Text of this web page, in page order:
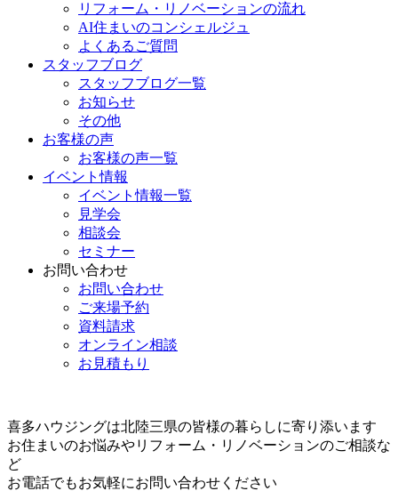
リフォーム・リノベーションの流れ
AI住まいのコンシェルジュ
よくあるご質問
スタッフブログ
スタッフブログ一覧
お知らせ
その他
お客様の声
お客様の声一覧
イベント情報
イベント情報一覧
見学会
相談会
セミナー
お問い合わせ
お問い合わせ
ご来場予約
資料請求
オンライン相談
お見積もり
喜多ハウジングは北陸三県の皆様の暮らしに寄り添います
お住まいのお悩みやリフォーム・リノベーションのご相談な
ど
お電話でもお気軽にお問い合わせください